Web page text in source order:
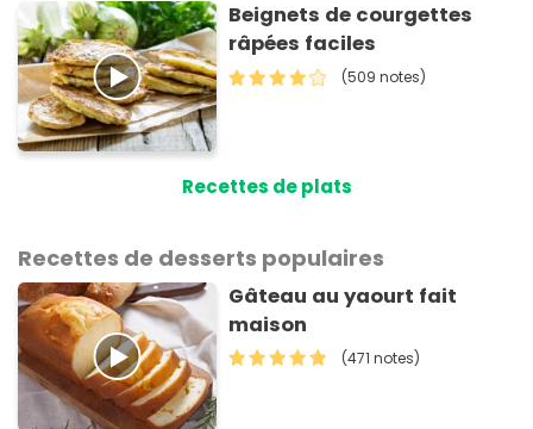
Beignets de courgettes
râpées faciles
(509 notes)
Recettes de plats
Recettes de desserts populaires
Gâteau au yaourt fait
maison
(471 notes)